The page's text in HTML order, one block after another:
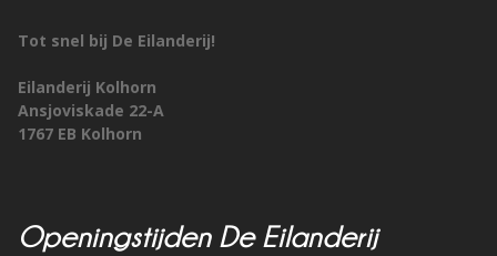
Tot snel bij De Eilanderij!
Eilanderij Kolhorn
Ansjoviskade 22-A
1767 EB Kolhorn
Openingstijden De Eilanderij